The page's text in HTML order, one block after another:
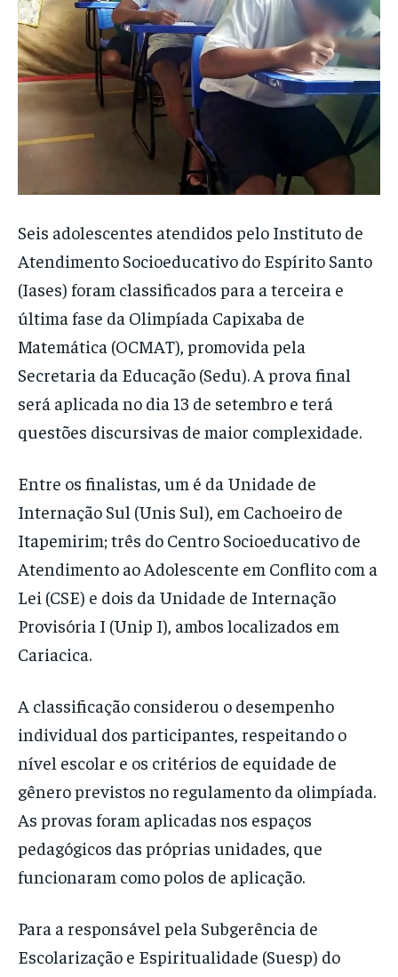
Seis adolescentes atendidos pelo Instituto de
Atendimento Socioeducativo do Espírito Santo
(Iases) foram classificados para a terceira e
última fase da Olimpíada Capixaba de
Matemática (OCMAT), promovida pela
Secretaria da Educação (Sedu). A prova final
será aplicada no dia 13 de setembro e terá
questões discursivas de maior complexidade.
Entre os finalistas, um é da Unidade de
Internação Sul (Unis Sul), em Cachoeiro de
Itapemirim; três do Centro Socioeducativo de
Atendimento ao Adolescente em Conflito com a
Lei (CSE) e dois da Unidade de Internação
Provisória I (Unip I), ambos localizados em
Cariacica.
A classificação considerou o desempenho
individual dos participantes, respeitando o
nível escolar e os critérios de equidade de
gênero previstos no regulamento da olimpíada.
As provas foram aplicadas nos espaços
pedagógicos das próprias unidades, que
funcionaram como polos de aplicação.
Para a responsável pela Subgerência de
Escolarização e Espiritualidade (Suesp) do